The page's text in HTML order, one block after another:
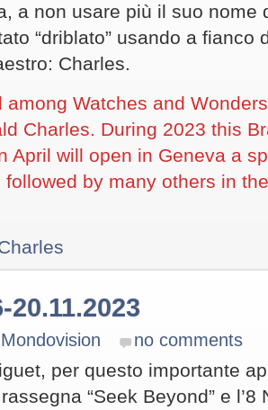
a non usare più il suo nome
“driblato” usando a fianco
Charles.
among Watches and
Charles. During 2023 this
April will open in Geneva a
followed by many others in
20.11.2023
Mondovision no comments
per questo importante
“Seek Beyond” e l’8